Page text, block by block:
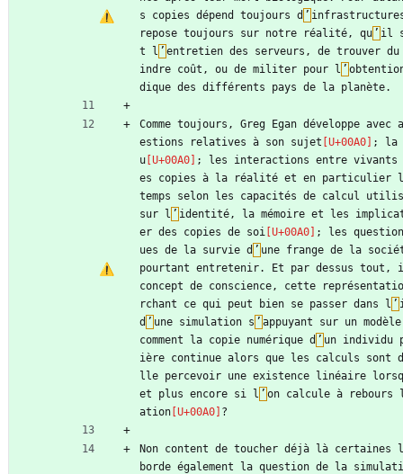
s copies dépend toujours d ’
repose toujours sur notre réalité, qu ’ il
t l ’ entretien des serveurs, de trouver
indre coût, ou de militer pour l ’
dique des différents pays de la planète.
Comme toujours, Greg Egan développe
estions relatives à son sujet
; la
u
; les interactions entre vivants
es copies à la réalité et en particulier
temps selon les capacités de calcul
sur l ’ identité, la mémoire et les
er des copies de soi
; les
ues de la survie d ’ une frange de la
pourtant entretenir. Et par dessus tout,
concept de conscience, cette
rchant ce qui peut bien se passer dans l ’
d ’ une simulation s ’ appuyant sur un
comment la copie numérique d ’ un individu
ière continue alors que les calculs sont
lle percevoir une existence linéaire
et plus encore si l ’ on calcule à rebours
ation
?
Non content de toucher déjà là
borde également la question de la